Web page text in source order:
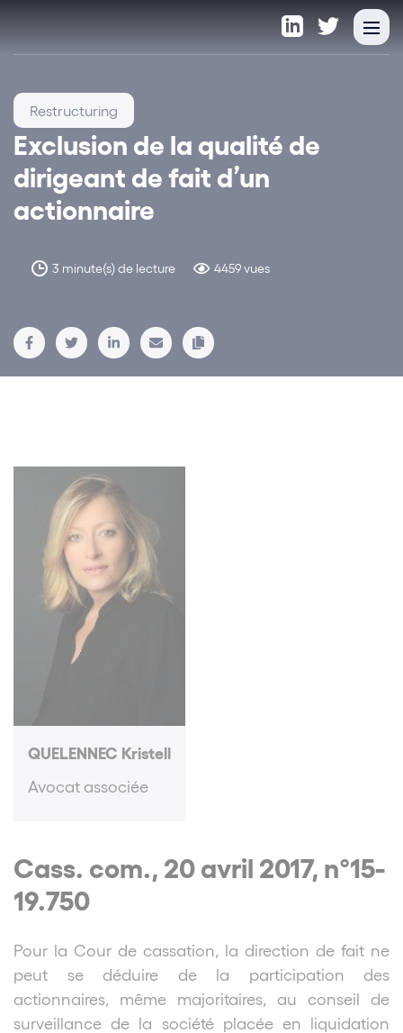
Exclusion de la qualité de
dirigeant de fait d’un
actionnaire
3 minute(s) de lecture 4459 vues
Restructuring
QUELENNEC Kristell
Avocat associée
Cass. com., 20 avril 2017, n°15-
19.750
Pour la Cour de cassation, la direction de fait ne
peut se déduire de la participation des
actionnaires, même majoritaires, au conseil de
surveillance de la société placée en liquidation